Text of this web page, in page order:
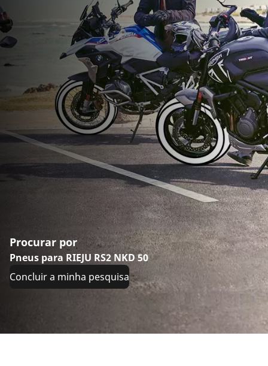
Procurar por
Pneus para RIEJU RS2 NKD 50
Concluir a minha pesquisa